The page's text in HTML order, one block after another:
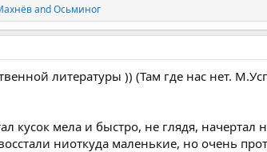
andОсьминог
литературы )) (Там где нас нет.
кусок мела и быстро, не глядя,
ниоткуда маленькие, но очень